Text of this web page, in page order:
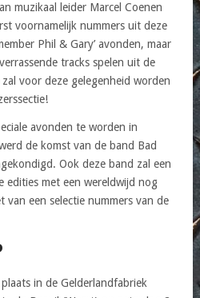
muzikaal leider Marcel Coenen
voornamelijk nummers uit deze
Phil & Gary’ avonden, maar
tracks spelen uit de
voor deze gelegenheid worden
avonden te worden in
de komst van de band Bad
Ook deze band zal een
edities met een wereldwijd nog
van een selectie nummers van de
plaats in de Gelderlandfabriek